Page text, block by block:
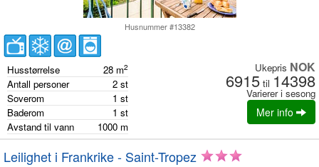
Husnummer #13382
Husstørrelse 28 m2
Antall personer 2 st
Soverom
1 st
Baderom
1 st
Avstand til vann
1000 m
Ukepris NOK
6915 til 14398
Varierer i sesong
Mer info
Leilighet i Frankrike - Saint-Tropez